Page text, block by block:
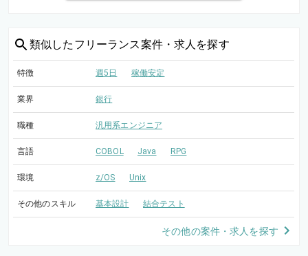
類似した フリーランス案件・求人を探す
特徴 週5日 稼働安定
業界 銀行
職種 汎用系エンジニア
言語 COBOL Java RPG
環境 z/OS Unix
その他のスキル 基本設計 結合テスト
その他の案件・求人を探す